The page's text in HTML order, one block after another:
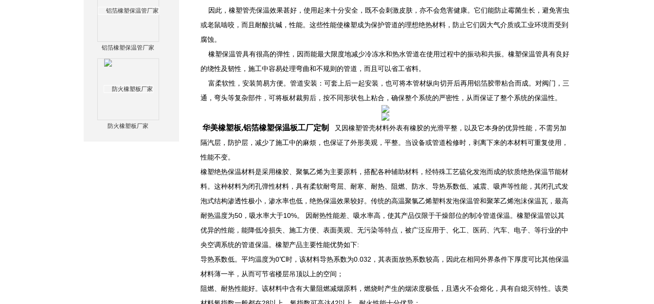
铝箔橡塑保温管厂家
防火橡塑板厂家
因此，橡塑管壳保温效果甚好，使用起来十分安全，既不会刺激皮肤，亦不会危害健康。它们能防止霉菌生长，避免害虫
或老鼠啮咬，而且耐酸抗碱，性能。这些性能使橡塑成为保护管道的理想绝热材料，防止它们因大气介质或工业环境而受到
腐蚀。
橡塑保温管具有很高的弹性，因而能最大限度地减少冷冻水和热水管道在使用过程中的振动和共振。橡塑保温管具有良好
的绕性及韧性，施工中容易处理弯曲和不规则的管道，而且可以省工省料。
富柔软性，安装简易方便。管道安装：可套上后一起安装，也可将本管材纵向切开后再用铝箔胶带粘合而成。对阀门，三
通，弯头等复杂部件，可将板材裁剪后，按不同形状包上粘合，确保整个系统的严密性，从而保证了整个系统的保温性。
华美橡塑板,铝箔橡塑保温板工厂定制
又因橡塑管壳材料外表有橡胶的光滑平整，以及它本身的优异性能，不需另加
隔汽层，防护层，减少了施工中的麻烦，也保证了外形美观，平整。当设备或管道检修时，剥离下来的本材料可重复使用，
性能不变。
橡塑绝热保温材料是采用橡胶、聚氯乙烯为主要原料，搭配各种辅助材料，经特殊工艺硫化发泡而成的软质绝热保温节能材
料。这种材料为闭孔弹性材料，具有柔软耐弯屈、耐寒、耐热、阻燃、防水、导热系数低、减震、吸声等性能，其闭孔式发
泡式结构渗透性极小，渗水率也低，绝热保温效果较好。传统的高温聚氯乙烯塑料发泡保温管和聚苯乙烯泡沫保温瓦，最高
耐热温度为50，吸水率大于10%。 因耐热性能差、吸水率高，使其产品仅限于干燥部位的制冷管道保温。橡塑保温管以其
优异的性能，能降低冷损失、施工方便、表面美观、无污染等特点，被广泛应用于、化工、医药、汽车、电子、等行业的中
央空调系统的管道保温。橡塑产品主要性能优势如下:
导热系数低。平均温度为0℃时，该材料导热系数为0.032，其表面放热系数较高，因此在相同外界条件下厚度可比其他保温
材料薄一半，从而可节省楼层吊顶以上的空间；
阻燃、耐热性能好。该材料中含有大量阻燃减烟原料，燃烧时产生的烟浓度极低，且遇火不会熔化，具有自熄灭特性。该类